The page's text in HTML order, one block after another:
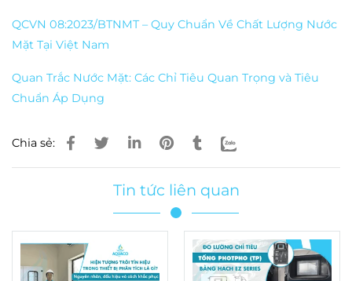
QCVN 08:2023/BTNMT – Quy Chuẩn Về Chất Lượng Nước
Mặt Tại Việt Nam
Quan Trắc Nước Mặt: Các Chỉ Tiêu Quan Trọng và Tiêu
Chuẩn Áp Dụng
Chia sẻ:
Tin tức liên quan